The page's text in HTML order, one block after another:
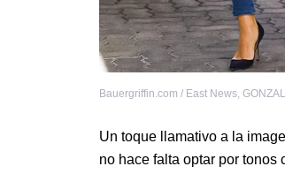
Bauergriffin.com / East News,
Un toque llamativo a la
no hace falta optar por